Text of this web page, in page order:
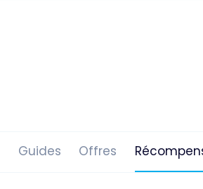
Guides Offres